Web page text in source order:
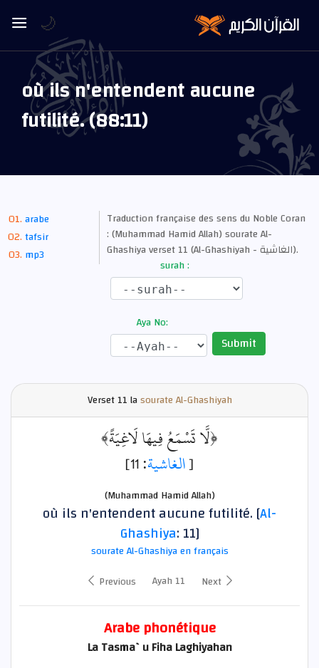
où ils n'entendent aucune
futilité. (88:11)
arabe
tafsir
mp3
Traduction française des sens du Noble Coran
: (Muhammad Hamid Allah) sourate Al-
Ghashiya verset 11 (Al-Ghashiyah - الغاشية).
surah :
Aya No:
Submit
Verset11 lasourate Al-Ghashiyah
﴿لَّا تَسْمَعُ فِيهَا لَاغِيَةً﴾
[الغاشية: 11]
(Muhammad Hamid Allah)
où ils n'entendent aucune futilité. [Al-
Ghashiya: 11]
sourate Al-Ghashiya en français
Previous
Ayah 11 Next
Arabe phonétique
La Tasma`u Fiha Laghiyahan
🌙